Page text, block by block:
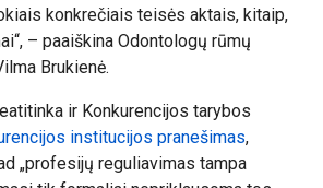
konkrečiais teisės aktais, kitaip,
– paaiškina Odontologų rūmų
Brukienė.
ir Konkurencijos tarybos
institucijos pranešimas,
„profesijų reguliavimas tampa